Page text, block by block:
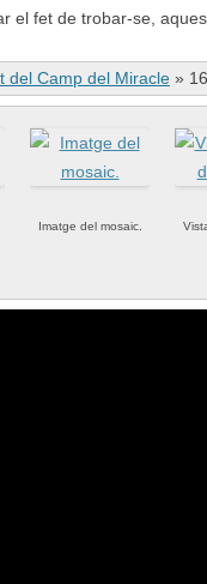
el fet de trobar-se,
del Camp del Miracle »
Imatge del mosaic.